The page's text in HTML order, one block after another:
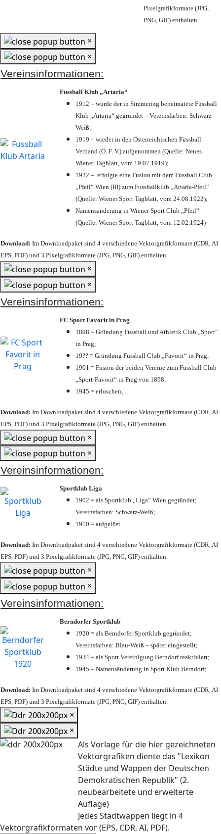
Pixelgrafikformate (JPG,
PNG, GIF) enthalten.
×
×
Vereinsinformationen:
Fussball Klub „Artaria“
1912 – wurde der in Simmering beheimatete Fussball
Klub „Artaria“ gegründet – Vereinsfarben: Schwarz-
Weiß;
1919 – wieder in den Österreichischen Fussball
Verband (Ö. F. V.) aufgenommen (Quelle: Neues
Wiener Tagblatt, vom 19.07.1919);
1922 – erfolgte eine Fusion mit dem Fussball Club
„Pfeil“ Wien (III) zum Fussballklub „Artaria-Pfeil“
(Quelle: Wiener Sport Tagblatt, vom 24.08.1922);
Namensänderung in Wiener Sport Club „Pfeil“
(Quelle: Wiener Sport Tagblatt, vom 12.02.1924)
Download: Im Downloadpaket sind 4 verschiedene Vektorgrafikformate (CDR, AI
EPS, PDF) und 3 Pixelgrafikformate (JPG, PNG, GIF) enthalten.
×
×
Vereinsinformationen:
FC Sport Favorit in Prag
1898 = Gründung Fussball und Athletik Club „Sport“
in Prag;
19?? = Gründung Fussball Club „Favorit“ in Prag;
1901 = Fusion der beiden Vereine zum Fussball Club
„Sport-Favorit“ in Prag von 1898;
1945 = erloschen;
Download: Im Downloadpaket sind 4 verschiedene Vektorgrafikformate (CDR, AI
EPS, PDF) und 3 Pixelgrafikformate (JPG, PNG, GIF) enthalten.
×
×
Vereinsinformationen:
Sportklub Liga
1902 = als Sportklub „Liga“ Wien gegründet;
Vereinsfarben: Schwarz-Weiß;
1910 = aufgelöst
Download: Im Downloadpaket sind 4 verschiedene Vektorgrafikformate (CDR, AI
EPS, PDF) und 3 Pixelgrafikformate (JPG, PNG, GIF) enthalten.
×
×
Vereinsinformationen:
Berndorfer Sportklub
1920 = als Berndorfer Sportklub gegründet;
Vereinsfarben: Blau-Weiß – später eingestellt;
1934 = als Sport Vereinigung Berndorf reaktiviert;
1945 = Namensänderung in Sport Klub Berndorf;
Download: Im Downloadpaket sind 4 verschiedene Vektorgrafikformate (CDR, AI
EPS, PDF) und 3 Pixelgrafikformate (JPG, PNG, GIF) enthalten.
×
×
Als Vorlage für die hier gezeichneten
Vektorgrafiken diente das "Lexikon
Städte und Wappen der Deutschen
Demokratischen Republik" (2.
neubearbeitete und erweiterte
Auflage)
Jedes Stadtwappen liegt in 4
Vektorgrafikformaten vor (EPS, CDR, AI, PDF).